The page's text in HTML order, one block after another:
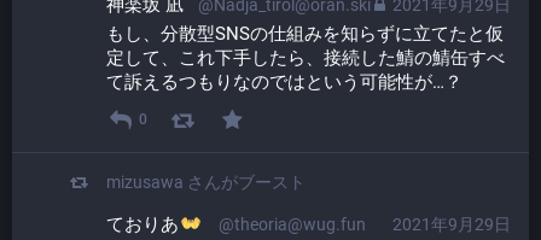
2021年9月29日
神楽坂 凪 @Nadja_tirol@oran.ski
もし、分散型SNSの仕組みを知らずに立てたと仮
定して、これ下手したら、接続した鯖の鯖缶すべ
て訴えるつもりなのではという可能性が…？
0
mizusawa さんがブースト
2021年9月29日
ておりあ @theoria@wug.fun